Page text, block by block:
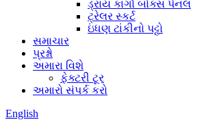
ડ્રાય કાર્ગો બોક્સ પેનલ
ટ્રેલર સ્કર્ટ
ઇંધણ ટાંકીનો પટ્ટો
સમાચાર
પ્રશ્નો
અમારા વિશે
ફેક્ટરી ટૂર
અમારો સંપર્ક કરો
English